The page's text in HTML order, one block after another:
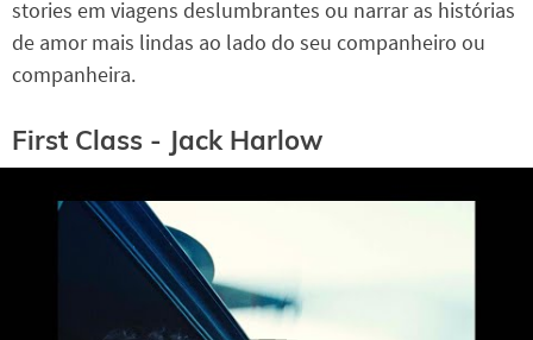
stories em viagens deslumbrantes ou narrar as histórias
de amor mais lindas ao lado do seu companheiro ou
companheira.
First Class - Jack Harlow